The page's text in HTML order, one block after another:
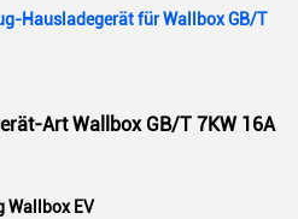
Hausladegerät für Wallbox GB/T
Art Wallbox GB/T 7KW 16A
Wallbox EV